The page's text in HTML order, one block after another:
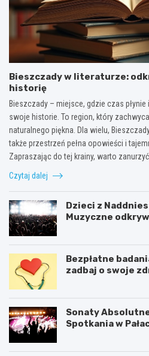
Bieszczady w literaturze:
historię
Bieszczady – miejsce, gdzie czas
swoje historie. To region, który
naturalnego piękna. Dla wielu,
także przestrzeń pełna opowieści i
Zapraszając do tej krainy, warto zanurzyć…
Czytaj dalej
Dzieci z
Muzyczne
Bezpłatne
zadbaj o swoje
Sonaty
Spotkania w